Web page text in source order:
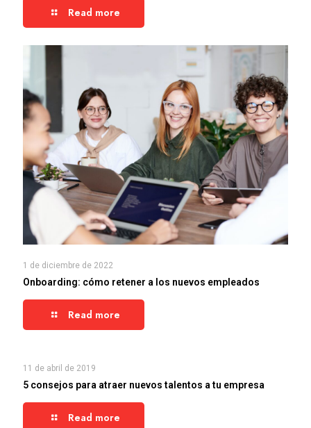
Read more
1 de diciembre de 2022
Onboarding: cómo retener a los nuevos empleados
Read more
11 de abril de 2019
5 consejos para atraer nuevos talentos a tu empresa
Read more